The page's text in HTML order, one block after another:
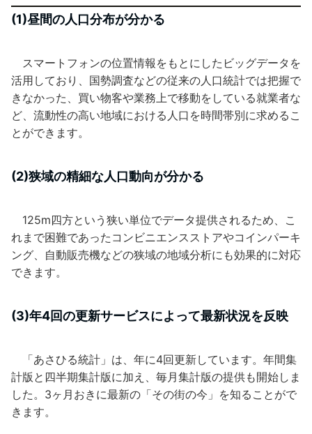
(1)昼間の人口分布が分かる
スマートフォンの位置情報をもとにしたビッグデータを
活用しており、国勢調査などの従来の人口統計では把握で
きなかった、買い物客や業務上で移動をしている就業者な
ど、流動性の高い地域における人口を時間帯別に求めるこ
とができます。
(2)狭域の精細な人口動向が分かる
125m四方という狭い単位でデータ提供されるため、こ
れまで困難であったコンビニエンスストアやコインパーキ
ング、自動販売機などの狭域の地域分析にも効果的に対応
できます。
(3)年4回の更新サービスによって最新状況を反映
「あさひる統計」は、年に4回更新しています。年間集
計版と四半期集計版に加え、毎月集計版の提供も開始しま
した。3ヶ月おきに最新の「その街の今」を知ることがで
きます。